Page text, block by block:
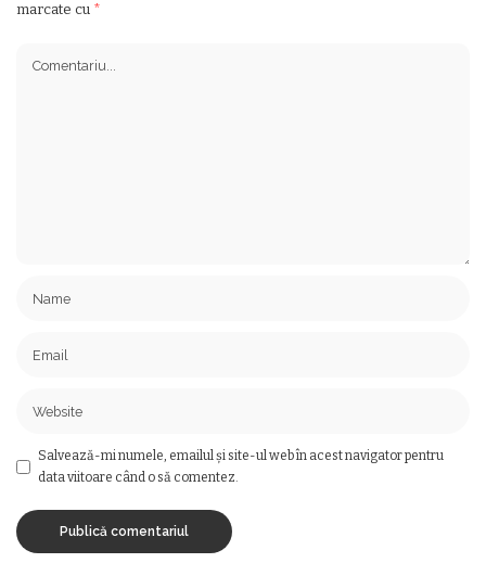
marcate cu *
Salvează-mi numele, emailul și site-ul web în acest navigator pentru
data viitoare când o să comentez.